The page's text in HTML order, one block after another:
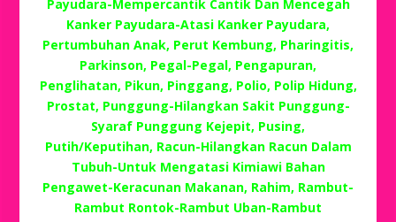
Payudara-Mempercantik Cantik Dan Mencegah
Kanker Payudara-Atasi Kanker Payudara,
Pertumbuhan Anak, Perut Kembung, Pharingitis,
Parkinson, Pegal-Pegal, Pengapuran,
Penglihatan, Pikun, Pinggang, Polio, Polip Hidung,
Prostat, Punggung-Hilangkan Sakit Punggung-
Syaraf Punggung Kejepit, Pusing,
Putih/Keputihan, Racun-Hilangkan Racun Dalam
Tubuh-Untuk Mengatasi Kimiawi Bahan
Pengawet-Keracunan Makanan, Rahim, Rambut-
Rambut Rontok-Rambut Uban-Rambut